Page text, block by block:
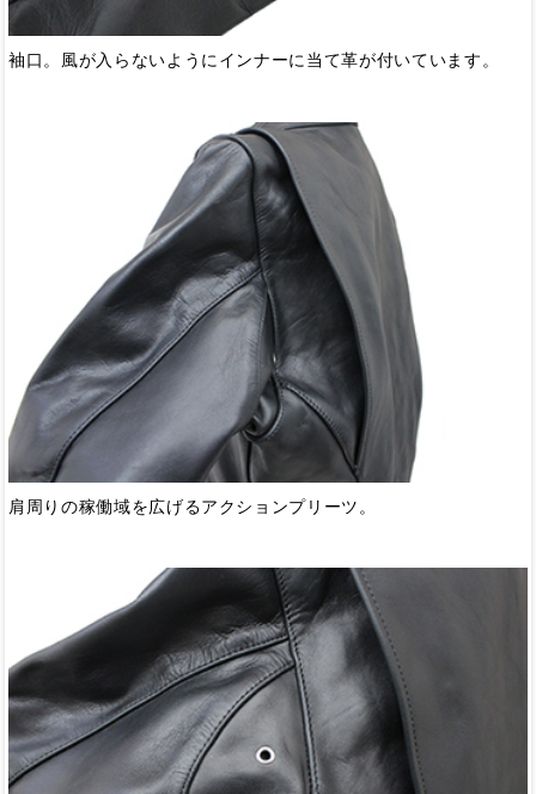
袖口。風が入らないようにインナーに当て革が付いています。
肩周りの稼働域を広げるアクションプリーツ。